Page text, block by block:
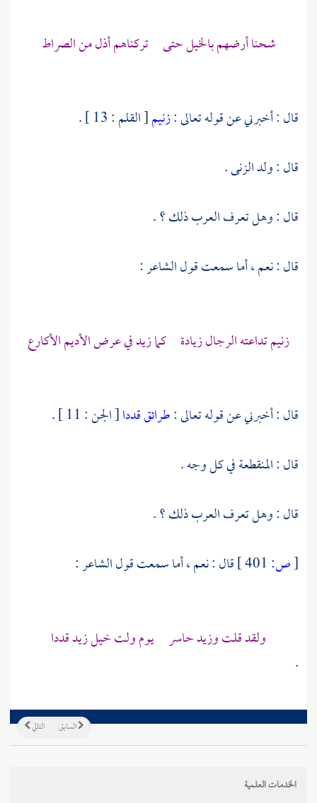
شحنا أرضهم بالخيل حتى تركناهم أذل من الصراط
قال : أخبرني عن قوله تعالى :زنيم[ القلم : 13 ] .
قال : ولد الزنى .
قال : وهل تعرف العرب ذلك ؟ .
قال : نعم ، أما سمعت قول الشاعر :
زنيم تداعته الرجال زيادة كما زيد في عرض الأديم الأكارع
قال : أخبرني عن قوله تعالى :طرائق قددا[ الجن : 11 ] .
قال : المنقطعة في كل وجه .
قال : وهل تعرف العرب ذلك ؟ .
[ص: قال : نعم ، أما سمعت قول الشاعر :
ولقد قلت وزيد حاسر يوم ولت خيل زيد قددا
.
التالي السابق
الخدمات العلمية